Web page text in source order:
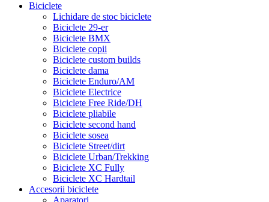
Biciclete
Lichidare de stoc biciclete
Biciclete 29-er
Biciclete BMX
Biciclete copii
Biciclete custom builds
Biciclete dama
Biciclete Enduro/AM
Biciclete Electrice
Biciclete Free Ride/DH
Biciclete pliabile
Biciclete second hand
Biciclete sosea
Biciclete Street/dirt
Biciclete Urban/Trekking
Biciclete XC Fully
Biciclete XC Hardtail
Accesorii biciclete